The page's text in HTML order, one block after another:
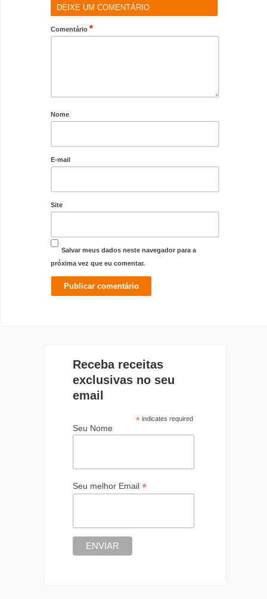
DEIXE UM COMENTÁRIO
Comentário *
Nome
E-mail
Site
Salvar meus dados neste navegador para a
próxima vez que eu comentar.
Receba receitas
exclusivas no seu
email
*indicates required
Seu Nome
Seu melhor Email *